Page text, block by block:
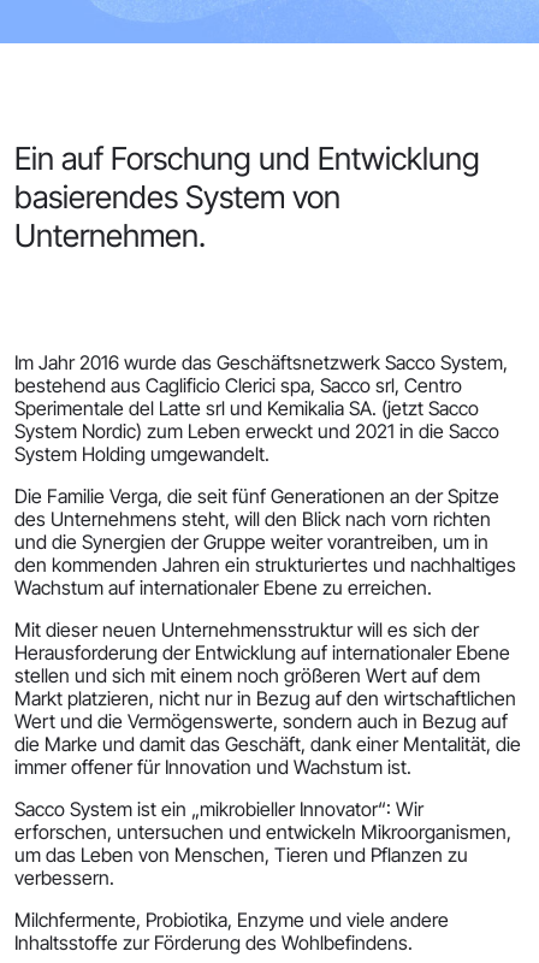
Ein auf Forschung und Entwicklung
basierendes System von
Unternehmen.
Im Jahr 2016 wurde das Geschäftsnetzwerk Sacco System,
bestehend aus Caglificio Clerici spa, Sacco srl, Centro
Sperimentale del Latte srl und Kemikalia SA. (jetzt Sacco
System Nordic) zum Leben erweckt und 2021 in die Sacco
System Holding umgewandelt.
Die Familie Verga, die seit fünf Generationen an der Spitze
des Unternehmens steht, will den Blick nach vorn richten
und die Synergien der Gruppe weiter vorantreiben, um in
den kommenden Jahren ein strukturiertes und nachhaltiges
Wachstum auf internationaler Ebene zu erreichen.
Mit dieser neuen Unternehmensstruktur will es sich der
Herausforderung der Entwicklung auf internationaler Ebene
stellen und sich mit einem noch größeren Wert auf dem
Markt platzieren, nicht nur in Bezug auf den wirtschaftlichen
Wert und die Vermögenswerte, sondern auch in Bezug auf
die Marke und damit das Geschäft, dank einer Mentalität, die
immer offener für Innovation und Wachstum ist.
Sacco System ist ein „mikrobieller Innovator“: Wir
erforschen, untersuchen und entwickeln Mikroorganismen,
um das Leben von Menschen, Tieren und Pflanzen zu
verbessern.
Milchfermente, Probiotika, Enzyme und viele andere
Inhaltsstoffe zur Förderung des Wohlbefindens.